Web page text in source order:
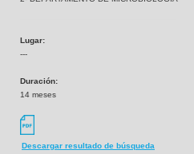
Lugar:
---
Duración:
14 meses
Descargar resultado de búsqueda